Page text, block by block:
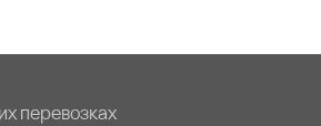
перевозках